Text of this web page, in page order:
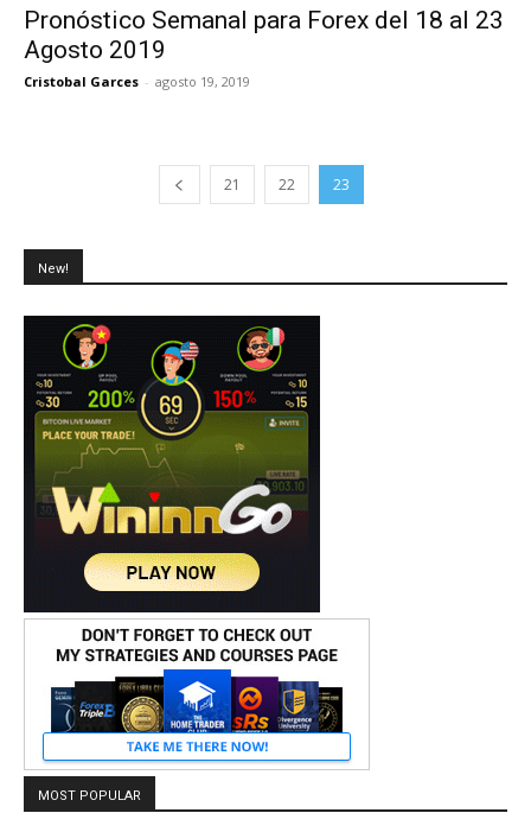
Pronóstico Semanal para Forex del 18 al 23
Agosto 2019
Cristobal Garces - agosto 19, 2019
21 22 23
New!
MOST POPULAR